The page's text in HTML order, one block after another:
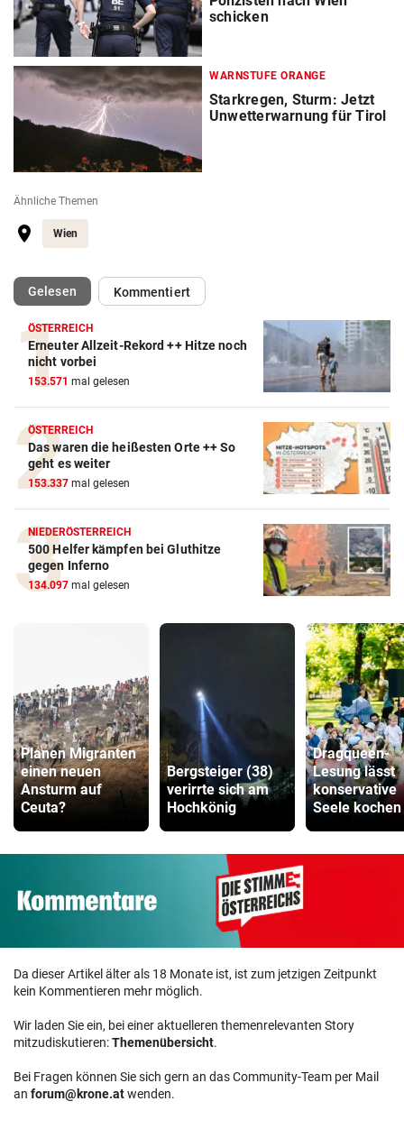
schicken
WARNSTUFE ORANGE
Starkregen, Sturm: Jetzt
Unwetterwarnung für Tirol
Ähnliche Themen
Wien
Gelesen(ausgewählt)Kommentiert
ÖSTERREICH
Erneuter Allzeit-Rekord ++ Hitze noch
nicht vorbei
153.571 mal gelesen
ÖSTERREICH
Das waren die heißesten Orte ++ So
geht es weiter
153.337 mal gelesen
NIEDERÖSTERREICH
500 Helfer kämpfen bei Gluthitze
gegen Inferno
134.097 mal gelesen
Planen Migranten
einen neuen
Ansturm auf
Ceuta?
Bergsteiger (38)
verirrte sich am
Hochkönig
Dragqueen-
Lesung lässt
konservative
Seele kochen
Da dieser Artikel älter als 18 Monate ist, ist zum jetzigen Zeitpunkt
kein Kommentieren mehr möglich.
Wir laden Sie ein, bei einer aktuelleren themenrelevanten Story
mitzudiskutieren:Themenübersicht.
Bei Fragen können Sie sich gern an das Community-Team per Mail
an forum@krone.atwenden.